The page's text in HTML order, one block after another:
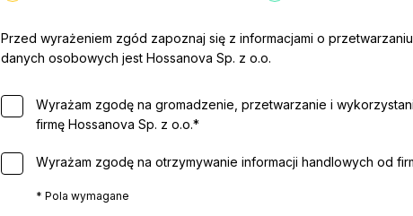
Przed wyrażeniem zgód zapoznaj się z informacjami o
danych osobowych jest Hossanova Sp. z o.o.
Wyrażam zgodę na gromadzenie, przetwarzanie i
firmę Hossanova Sp. z o.o.*
Wyrażam zgodę na otrzymywanie informacji handlowych od
* Pola wymagane